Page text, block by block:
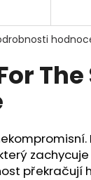
zachycuje
překračují
HLEDAT